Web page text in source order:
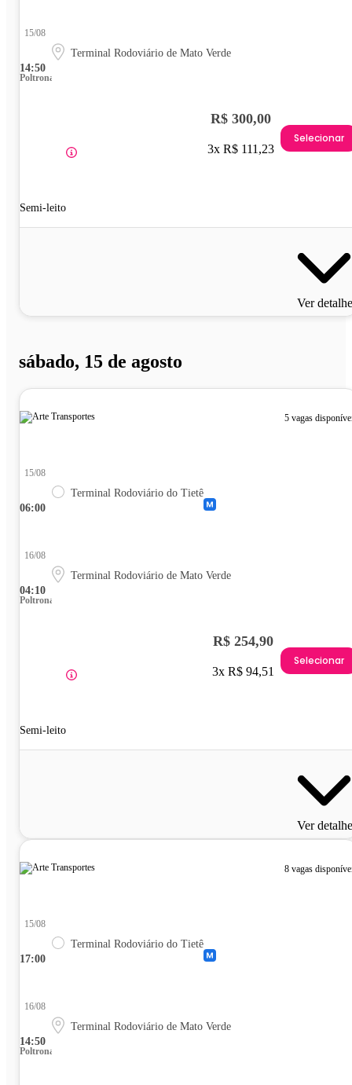
14:50
15/08
Terminal Rodoviário de Mato Verde
Poltrona
Semi-leito
R$ 300,00
3x R$ 111,23
Selecionar
Ver
sábado, 15 de agosto
5 vagas
06:00
15/08
Terminal Rodoviário do Tietê
04:10
16/08
Terminal Rodoviário de Mato Verde
Poltrona
Semi-leito
R$ 254,90
3x R$ 94,51
Selecionar
Ver
8 vagas
17:00
15/08
Terminal Rodoviário do Tietê
14:50
16/08
Terminal Rodoviário de Mato Verde
Poltrona